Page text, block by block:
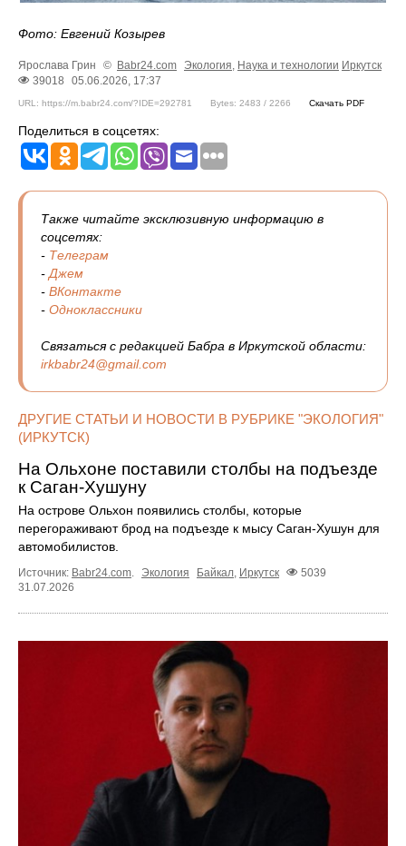
Фото: Евгений Козырев
Ярослава Грин © Babr24.com Экология, Наука и технологии Иркутск
39018
05.06.2026, 17:37
URL: https://m.babr24.com/?IDE=292781 Bytes: 2483 / 2266 Скачать PDF
Поделиться в соцсетях:
Также читайте эксклюзивную информацию в
соцсетях:
- Телеграм
- Джем
- ВКонтакте
- Одноклассники
Связаться с редакцией Бабра в Иркутской области:
irkbabr24@gmail.com
ДРУГИЕ СТАТЬИ И НОВОСТИ В РУБРИКЕ "ЭКОЛОГИЯ"
(ИРКУТСК)
На Ольхоне поставили столбы на подъезде
к Саган-Хушуну
На острове Ольхон появились столбы, которые
перегораживают брод на подъезде к мысу Саган-Хушун для
автомобилистов.
Источник: Babr24.com. Экология Байкал, Иркутск
5039
31.07.2026